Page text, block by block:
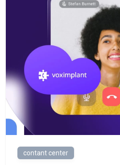
contant center